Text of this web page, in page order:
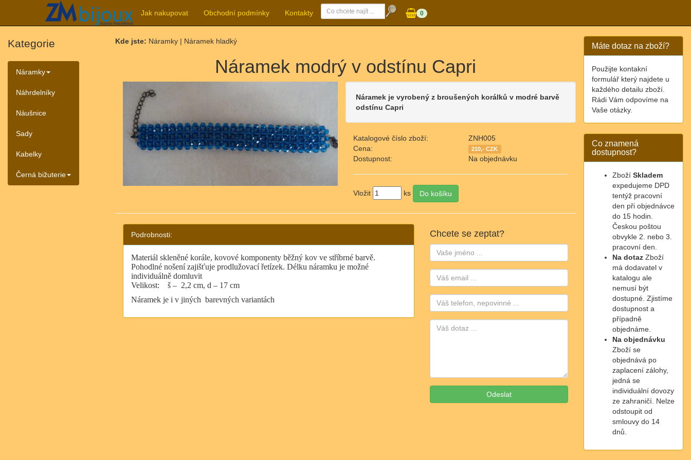
Jak nakupovat Obchodní podmínky Kontakty 0
Kategorie
Náramky
Náhrdelníky
Náušnice
Sady
Kabelky
Černá bižuterie
Kde jste: Náramky | Náramek hladký
Náramek modrý v odstínu Capri
Náramek je vyrobený z broušených korálků v modré barvě
odstínu Capri
Katalogové číslo zboží:
ZNH005
Cena:
210,- CZK
Dostupnost: Na objednávku
Vložit ks
Podrobnosti:
Materiál skleněné korále, kovové komponenty běžný kov ve stříbrné barvě.
Pohodlné nošení zajišťuje prodlužovací řetízek. Délku náramku je možné
individuálně domluvit
Velikost:
š – 2,2 cm, d – 17 cm
Náramek je i v jiných barevných variantách
Chcete se zeptat?
Jméno:
Email:
Telefon:
Máte dotaz na zboží?
Použijte kontakní
formulář který najdete u
každého detailu zboží.
Rádi Vám odpovíme na
Vaše otázky.
Co znamená
dostupnost?
Zboží Skladem
expedujeme DPD
tentýž pracovní
den při objednávce
do 15 hodin.
Českou poštou
obvykle 2. nebo 3.
pracovní den.
Na dotaz Zboží
má dodavatel v
katalogu ale
nemusí být
dostupné. Zjistíme
dostupnost a
případně
objednáme.
Na objednávku
Zboží se
objednává po
zaplacení zálohy,
jedná se
individuální dovozy
ze zahraničí. Nelze
odstoupit od
smlouvy do 14
dnů.